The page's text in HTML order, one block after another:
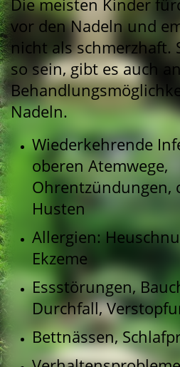
Die meisten Kinder
vor den Nadeln und
nicht als schmerzhaft.
so sein, gibt es auch
Nadeln.
Wiederkehrende
oberen Atemwege,
Ohrentzündungen,
Husten
Allergien:
Ekzeme
Essstörungen,
Durchfall,
Bettnässen,